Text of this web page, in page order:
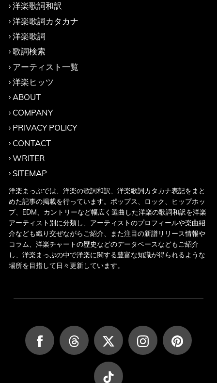
洋楽歌詞和訳
洋楽歌詞カタカナ
洋楽歌詞
歌詞検索
アーティスト一覧
洋楽ヒッツ
ABOUT
COMPANY
PRIVACY POLICY
CONTACT
WRITER
SITEMAP
洋楽まっぷでは、洋楽の歌詞和訳、洋楽歌詞カタカナ表記をまと
めた記事の掲載を行っています。ポップス、ロック、ヒップホッ
プ、EDM、カントリーなど幅広く選曲した洋楽の歌詞和訳を洋楽
アーティスト別に分類し、アーティストのプロフィールや楽曲紹
介なども織り交ぜながらご紹介、また注目の新譜リリース情報や
コラム、洋楽チャートの歴史などのデータベースなどもご紹介
し、洋楽まっぷの中で洋楽に関する豊富な知識が得られるような
場所を目指して日々更新しています。